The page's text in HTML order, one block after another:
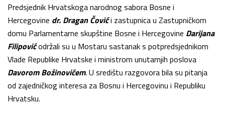
Predsjednik Hrvatskoga narodnog sabora Bosne i
Hercegovine dr. Dragan Čovići zastupnica u Zastupničkom
domu Parlamentarne skupštine Bosne i Hercegovine Darijana
Filipovićodržali su u Mostaru sastanak s potpredsjednikom
Vlade Republike Hrvatske i ministrom unutarnjih poslova
Davorom Božinovićem.U središtu razgovora bila su pitanja
od zajedničkog interesa za Bosnu i Hercegovinu i Republiku
Hrvatsku.